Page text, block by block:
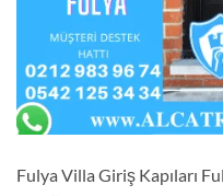
Fulya Villa Giriş Kapıları